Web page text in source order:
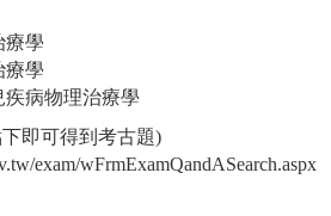
療學
療學
病物理治療學
即可得到考古題)
exam/wFrmExamQandASearch.aspx